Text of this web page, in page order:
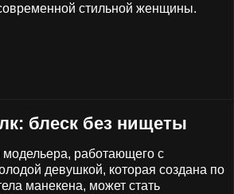
стильной женщины.
блеск без нищеты
работающего с
девушкой, которая создана по
манекена, может стать